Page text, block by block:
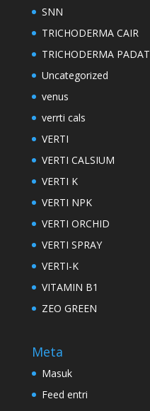
SNN
TRICHODERMA CAIR
TRICHODERMA PADAT
Uncategorized
venus
verrti cals
VERTI
VERTI CALSIUM
VERTI K
VERTI NPK
VERTI ORCHID
VERTI SPRAY
VERTI-K
VITAMIN B1
ZEO GREEN
Meta
Masuk
Feed entri